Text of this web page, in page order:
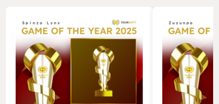
けられます。 ではキャラクターの掛け合
いやストーリー進行がメインで戦術、ス
トラテジーパートはおまけなのかという
と、全然そんなことはなくとてもよくで
きている。 細い補給線をなんとか維持し
つつ火力の高いスカーレットを中心に少
しずつ前線を押し上げていったり、時に
敵将に奇襲を仕掛けたりしていく様がリ
リィの軍師的な立ち位置での戦略として
楽しい。 もちろ
るはずもなく、
「こんなん無理
をすべてのボス
も徐々に攻撃を
になって、最後
攻撃を叩き込め
感。たまりませ
しめるのって「